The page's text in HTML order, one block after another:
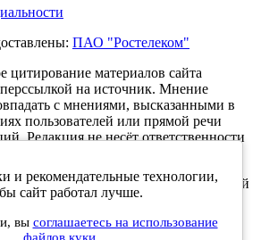
ПАО "Ростелеком"
цитирование материалов сайта
на источник. Мнение
с мнениями, высказанными в
пользователей или прямой речи
Редакция не несёт ответственности
зарегистрирован в Федеральной
связи, информационных
коммуникаций (Роскомнадзор) 5
номер ЭЛ № ФС 77 -
и рекомендательные технологии,
сайт работал лучше.
вы соглашаетесь на использование